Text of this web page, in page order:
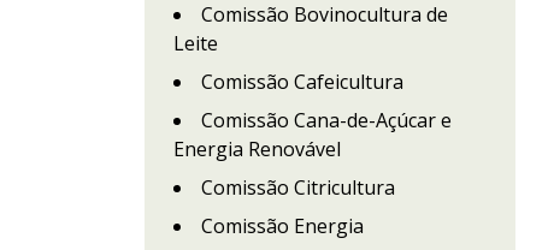
Comissão Bovinocultura de
Leite
Comissão Cafeicultura
Comissão Cana-de-Açúcar e
Energia Renovável
Comissão Citricultura
Comissão Energia